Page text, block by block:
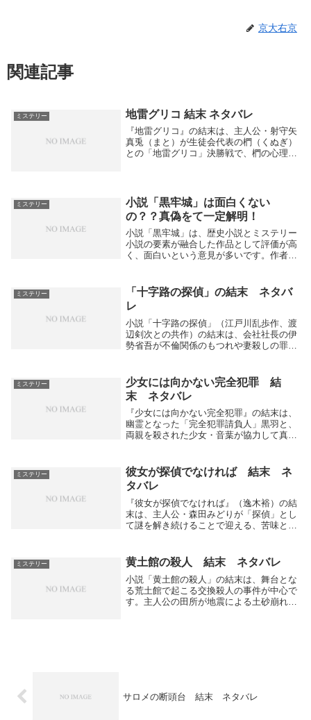
京大右京
関連記事
ミステリー 地雷グリコ 結末 ネタバレ
『地雷グリコ』の結末は、主人公・射守矢
真兎（まと）が生徒会代表の椚（くぬぎ）
との「地雷グリコ」決勝戦で、椚の心理や
策略通り...
ミステリー
小説「黒牢城」は面白くない
の？？真偽をて一定解明！
小説「黒牢城」は、歴史小説とミステリー
小説の要素が融合した作品として評価が高
く、面白いという意見が多いです。作者の
理描写や歴史的背景がしっかり緻密に描か
れているため...
ミステリー
「十字路の探偵」の結末 ネタバ
レ
小説「十字路の探偵」（江戸川乱歩作、渡
辺剣次との共作）の結末は、会社社長の伊
勢省吾が不倫関係のもつれや妻殺しの罪を
かれるというものです。省吾は追い詰めら
れて自殺し、...
ミステリー
少女には向かない完全犯罪 結
末 ネタバレ
『少女には向かない完全犯罪』の結末は、
幽霊となった「完全犯罪請負人」黒羽と、
両親を殺された少女・音葉が協力して真犯
します。booklog+1結末の概要黒羽は屋上
から...
ミステリー
彼女が探偵でなければ 結末 ネ
タバレ
『彼女が探偵でなければ』（逸木裕）の結
末は、主人公・森田みどりが「探偵」とし
て謎を解き続けることで迎える、苦味と成
さまざまな謎を次々と解決していきます
が、それ...
ミステリー 黄土館の殺人 結末 ネタバレ
小説「黄土館の殺人」の結末は、舞台とな
る荒土館で起こる交換殺人の事件が中心で
す。主人公の田所が地震による土砂崩れで
サロメの断頭台 結末 ネタバレ